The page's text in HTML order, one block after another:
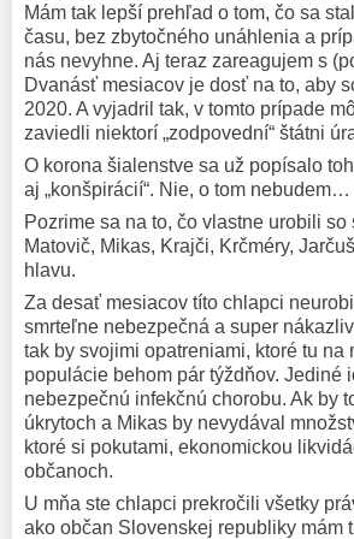
Mám tak lepší prehľad o tom, čo sa
času, bez zbytočného unáhlenia a
nás nevyhne. Aj teraz zareagujem s
Dvanásť mesiacov je dosť na to, aby
2020. A vyjadril tak, v tomto prípade
zaviedli niektorí „zodpovední“ štátni
O korona šialenstve sa už popísalo
aj „konšpirácií“. Nie, o tom nebudem…
Pozrime sa na to, čo vlastne urobili
Matovič, Mikas, Krajči, Krčméry,
hlavu.
Za desať mesiacov títo chlapci
smrteľne nebezpečná a super
tak by svojimi opatreniami, ktoré tu
populácie behom pár týždňov.
nebezpečnú infekčnú chorobu. Ak by
úkrytoch a Mikas by nevydával
ktoré si pokutami, ekonomickou
občanoch.
U mňa ste chlapci prekročili všetky
ako občan Slovenskej republiky mám